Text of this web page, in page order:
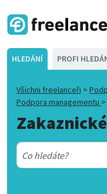
HLEDÁNÍ PROFI
Všichni freelanceři >
Podpora managementu >